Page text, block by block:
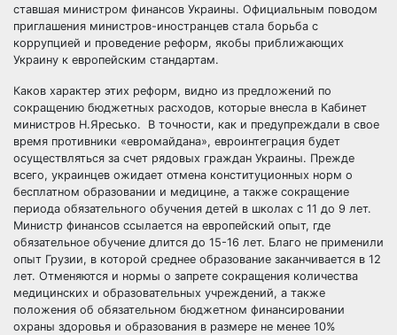
ставшая министром финансов Украины. Официальным поводом
приглашения министров-иностранцев стала борьба с
коррупцией и проведение реформ, якобы приближающих
Украину к европейским стандартам.
Каков характер этих реформ, видно из предложений по
сокращению бюджетных расходов, которые внесла в Кабинет
министров Н.Яресько. В точности, как и предупреждали в свое
время противники «евромайдана», евроинтеграция будет
осуществляться за счет рядовых граждан Украины. Прежде
всего, украинцев ожидает отмена конституционных норм о
бесплатном образовании и медицине, а также сокращение
периода обязательного обучения детей в школах с 11 до 9 лет.
Министр финансов ссылается на европейский опыт, где
обязательное обучение длится до 15-16 лет. Благо не применили
опыт Грузии, в которой среднее образование заканчивается в 12
лет. Отменяются и нормы о запрете сокращения количества
медицинских и образовательных учреждений, а также
положения об обязательном бюджетном финансировании
охраны здоровья и образования в размере не менее 10%